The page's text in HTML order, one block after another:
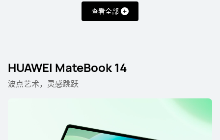
查看全部
HUAWEI MateBook 14
波点艺术，灵感跳跃
了解更多
HUAWEI MateBook Pro